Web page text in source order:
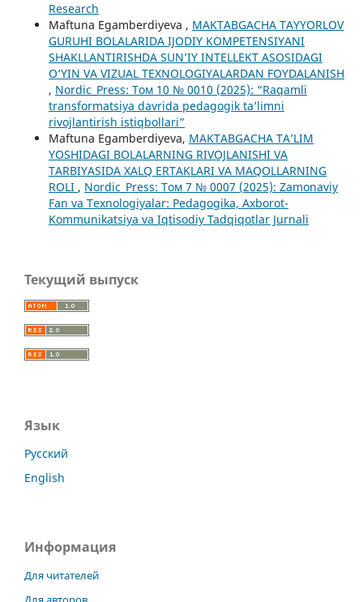
Research
Maftuna Egamberdiyeva , MAKTABGACHA TAYYORLOV
GURUHI BOLALARIDA IJODIY KOMPETENSIYANI
SHAKLLANTIRISHDA SUN’IY INTELLEKT ASOSIDAGI
O‘YIN VA VIZUAL TEXNOLOGIYALARDAN FOYDALANISH
, Nordic_Press: Том 10 № 0010 (2025): “Raqamli
transformatsiya davrida pedagogik ta’limni
rivojlantirish istiqbollari”
Maftuna Egamberdiyeva, MAKTABGACHA TA’LIM
YOSHIDAGI BOLALARNING RIVOJLANISHI VA
TARBIYASIDA XALQ ERTAKLARI VA MAQOLLARNING
ROLI , Nordic_Press: Том 7 № 0007 (2025): Zamonaviy
Fan va Texnologiyalar: Pedagogika, Axborot-
Kommunikatsiya va Iqtisodiy Tadqiqotlar Jurnali
Текущий выпуск
Язык
Русский
English
Информация
Для читателей